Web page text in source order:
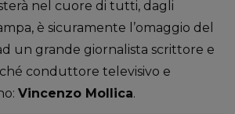
nel cuore di tutti, dagli
è sicuramente l’omaggio del
un grande giornalista scrittore e
conduttore televisivo e
Vincenzo Mollica.